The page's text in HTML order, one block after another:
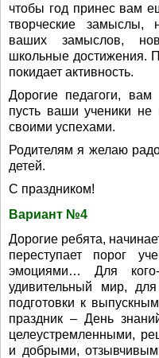
чтобы год принес вам
творческие
ваших замыслов,
школьные достижения.
покидает активность.
Дорогие педагоги,
пусть ваши ученики не
своими успехами.
Родителям я желаю
детей.
С праздником!
Вариант №4
Дорогие ребята,
переступает порог
эмоциями… Для
удивительный мир,
подготовки к
праздник – День
целеустремленными,
и добрыми,